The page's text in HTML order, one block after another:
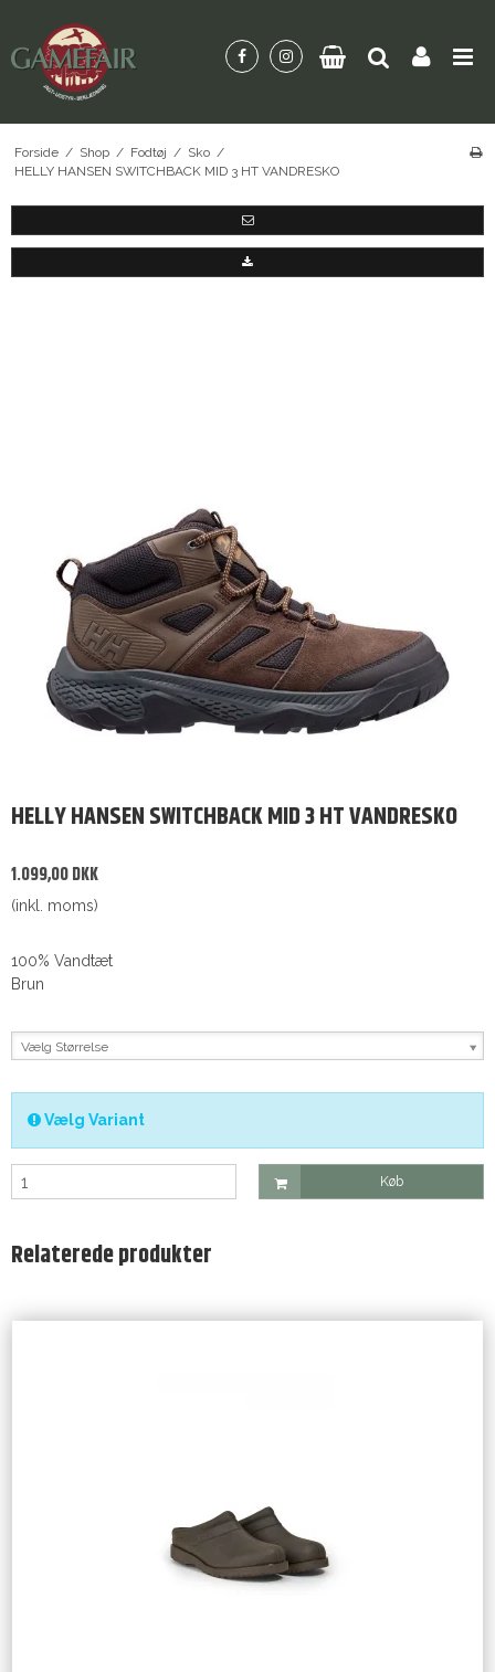
Forside / Shop / Fodtøj / Sko /
HELLY HANSEN SWITCHBACK MID 3 HT VANDRESKO
HELLY HANSEN SWITCHBACK MID 3 HT VANDRESKO
1.099,00 DKK
(inkl. moms)
100% Vandtæt
Brun
Vælg Størrelse
Vælg Variant
Køb
Relaterede produkter